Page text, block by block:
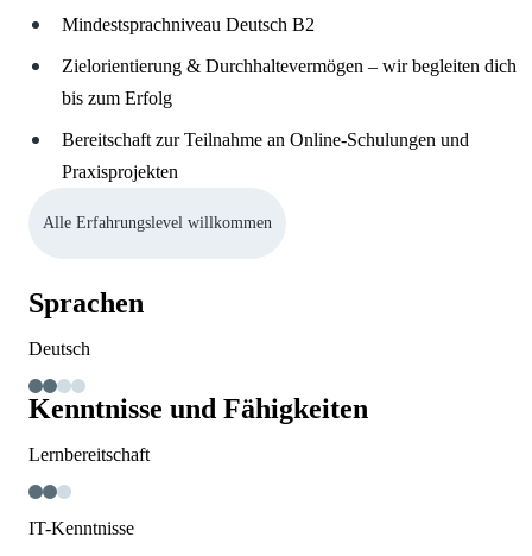
Mindestsprachniveau Deutsch B2
Zielorientierung & Durchhaltevermögen – wir begleiten dich
bis zum Erfolg
Bereitschaft zur Teilnahme an Online-Schulungen und
Praxisprojekten
Alle Erfahrungslevel willkommen
Sprachen
Deutsch
Kenntnisse und Fähigkeiten
Lernbereitschaft
IT-Kenntnisse